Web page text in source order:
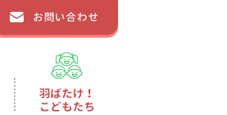
お問い合わせ
羽ばたけ！
こどもたち